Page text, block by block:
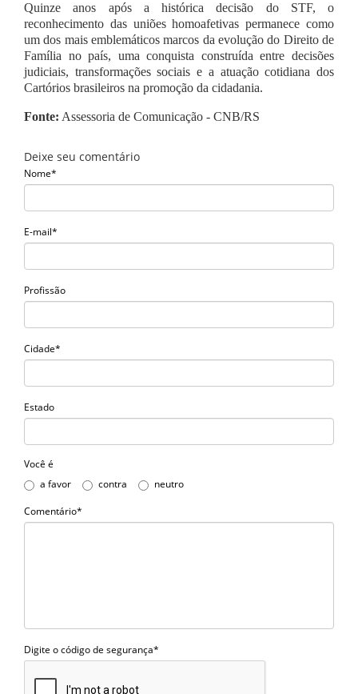
Quinze anos após a histórica decisão do STF, o
reconhecimento das uniões homoafetivas permanece como
um dos mais emblemáticos marcos da evolução do Direito de
Família no país, uma conquista construída entre decisões
judiciais, transformações sociais e a atuação cotidiana dos
Cartórios brasileiros na promoção da cidadania.
Fonte: Assessoria de Comunicação - CNB/RS
Deixe seu comentário
Nome*
E-mail*
Profissão
Cidade*
Estado
Você é
a favor
contra neutro
Comentário*
Digite o código de segurança*